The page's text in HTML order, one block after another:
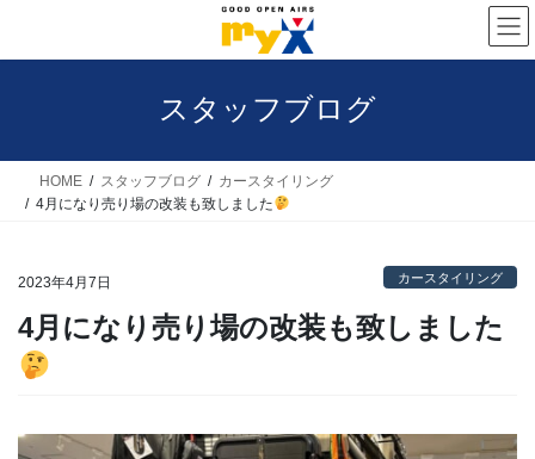
スタッフブログ
HOME スタッフブログ
カースタイリング
4月になり売り場の改装も致しました
2023年4月7日 カースタイリング
4月になり売り場の改装も致しました